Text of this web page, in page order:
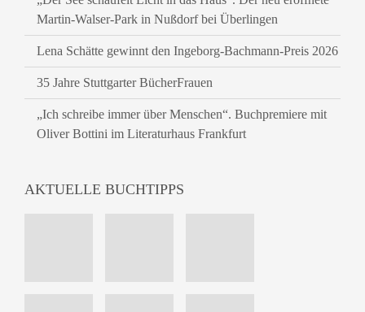
Martin-Walser-Park in Nußdorf bei Überlingen
Lena Schätte gewinnt den Ingeborg-Bachmann-Preis 2026
35 Jahre Stuttgarter BücherFrauen
„Ich schreibe immer über Menschen“. Buchpremiere mit
Oliver Bottini im Literaturhaus Frankfurt
AKTUELLE BUCHTIPPS